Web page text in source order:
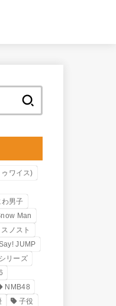
ワイス)
わ男子
Man
スノスト
JUMP
リーズ
NMB48
子役